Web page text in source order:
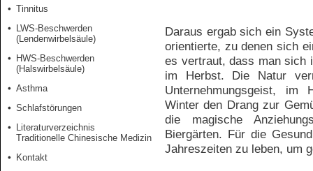
Tinnitus
LWS-Beschwerden
(Lendenwirbelsäule)
HWS-Beschwerden
(Halswirbelsäule)
Asthma
Schlafstörungen
Literaturverzeichnis
Traditionelle Chinesische Medizin
Kontakt
Daraus ergab sich ein
orientierte, zu denen sich
es vertraut, dass man sich
im Herbst. Die Natur
Unternehmungsgeist, im
Winter den Drang zur
die magische
Biergärten. Für die
Jahreszeiten zu leben, um